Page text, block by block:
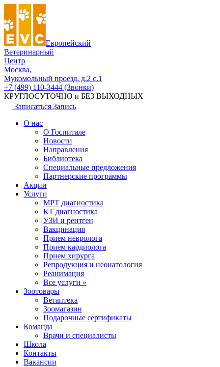
Европейский
Ветеринарный
Центр
Москва,
Мукомольный проезд, д.2 с.1
+7 (499) 110-3444 (Звонки)
КРУГЛОСУТОЧНО и БЕЗ ВЫХОДНЫХ
Записаться Запись
О нас
О Госпитале
Новости
Направления
Библиотека
Специальные предложения
Партнерские программы
Акции
Услуги
МРТ диагностика
КТ диагностика
УЗИ и рентген
Вакцинация
Прием невролога
Прием кардиолога
Прием хирурга
Репродукция и неонатология
Реанимация
Все услуги »
Зоотовары
Ветаптека
Зоомагазин
Подарочные сертификаты
Команда
Врачи и специалисты
Школа
Контакты
Вакансии